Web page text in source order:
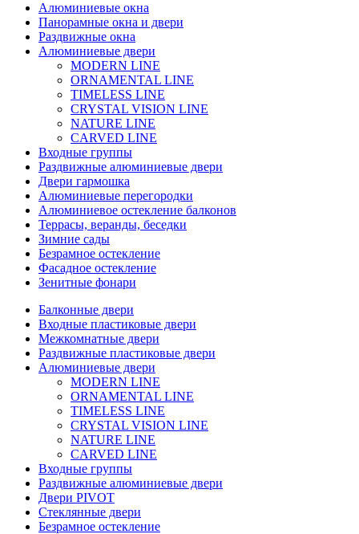
Алюминиевые окна
Панорамные окна и двери
Раздвижные окна
Алюминиевые двери
MODERN LINE
ORNAMENTAL LINE
TIMELESS LINE
CRYSTAL VISION LINE
NATURE LINE
CARVED LINE
Входные группы
Раздвижные алюминиевые двери
Двери гармошка
Алюминиевые перегородки
Алюминиевое остекление балконов
Террасы, веранды, беседки
Зимние сады
Безрамное остекление
Фасадное остекление
Зенитные фонари
Балконные двери
Входные пластиковые двери
Межкомнатные двери
Раздвижные пластиковые двери
Алюминиевые двери
MODERN LINE
ORNAMENTAL LINE
TIMELESS LINE
CRYSTAL VISION LINE
NATURE LINE
CARVED LINE
Входные группы
Раздвижные алюминиевые двери
Двери PIVOT
Стеклянные двери
Безрамное остекление